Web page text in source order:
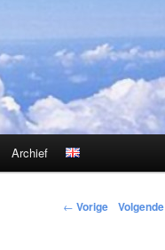
Archief
← Vorige Volgende